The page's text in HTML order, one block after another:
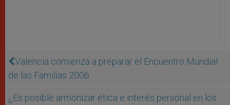
Valencia comienza a preparar el Encuentro Mundial
de las Familias 2006
¿Es posible armonizar ética e interés personal en los